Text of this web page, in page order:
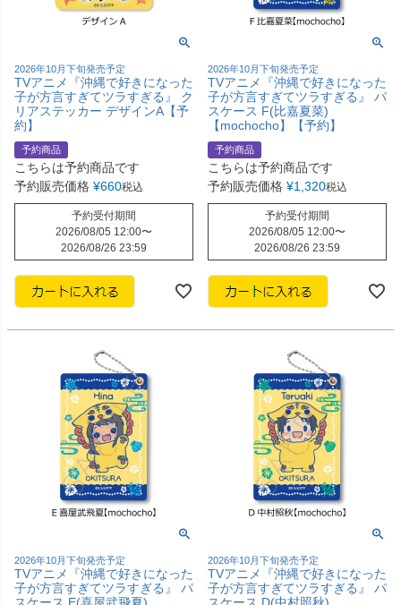
2026年10月下旬発売予定
TVアニメ『沖縄で好きになった
子が方言すぎてツラすぎる』 ク
リアステッカー デザインA【予
約】
予約商品
こちらは予約商品です
予約販売価格 ¥660税込
予約受付期間
2026/08/05 12:00〜
2026/08/26 23:59
2026年10月下旬発売予定
TVアニメ『沖縄で好きになった
子が方言すぎてツラすぎる』 パ
スケース F(比嘉夏菜)
【mochocho】【予約】
予約商品
こちらは予約商品です
予約販売価格 ¥1,320税込
予約受付期間
2026/08/05 12:00〜
2026/08/26 23:59
2026年10月下旬発売予定
TVアニメ『沖縄で好きになった
子が方言すぎてツラすぎる』 パ
2026年10月下旬発売予定
TVアニメ『沖縄で好きになった
子が方言すぎてツラすぎる』 パ